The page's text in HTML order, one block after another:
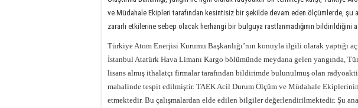
ve Müdahale Ekipleri tarafından kesintisiz bir şekilde devam eden ölçümlerde, şu
zararlı etkilerine sebep olacak herhangi bir bulguya rastlanmadığının bildirildiğini
Türkiye Atom Enerjisi Kurumu Başkanlığı’nın konuyla ilgili olarak yaptığı
İstanbul Atatürk Hava Limanı Kargo bölümünde meydana gelen yangında,
lisans almış ithalatçı firmalar tarafından bildirimde bulunulmuş olan
mahalinde tespit edilmiştir. TAEK Acil Durum Ölçüm ve Müdahale
etmektedir. Bu çalışmalardan elde edilen bilgiler değerlendirilmektedir. Şu